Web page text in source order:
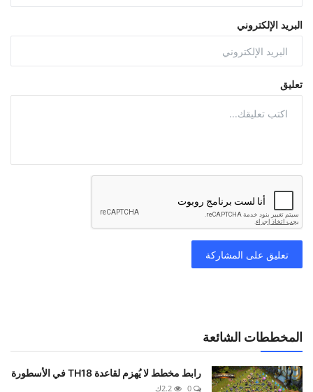
البريد الإلكتروني
تعليق
تعليق على المشاركة
المخططات الشائعة
رابط مخطط لا يُهزم لقاعدة TH18 في الأسطورة